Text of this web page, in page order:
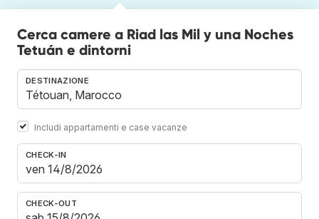
Cerca camere a Riad las Mil y una Noches
Tetuán e dintorni
DESTINAZIONE
Includi appartamenti e case vacanze
CHECK-IN
CHECK-OUT